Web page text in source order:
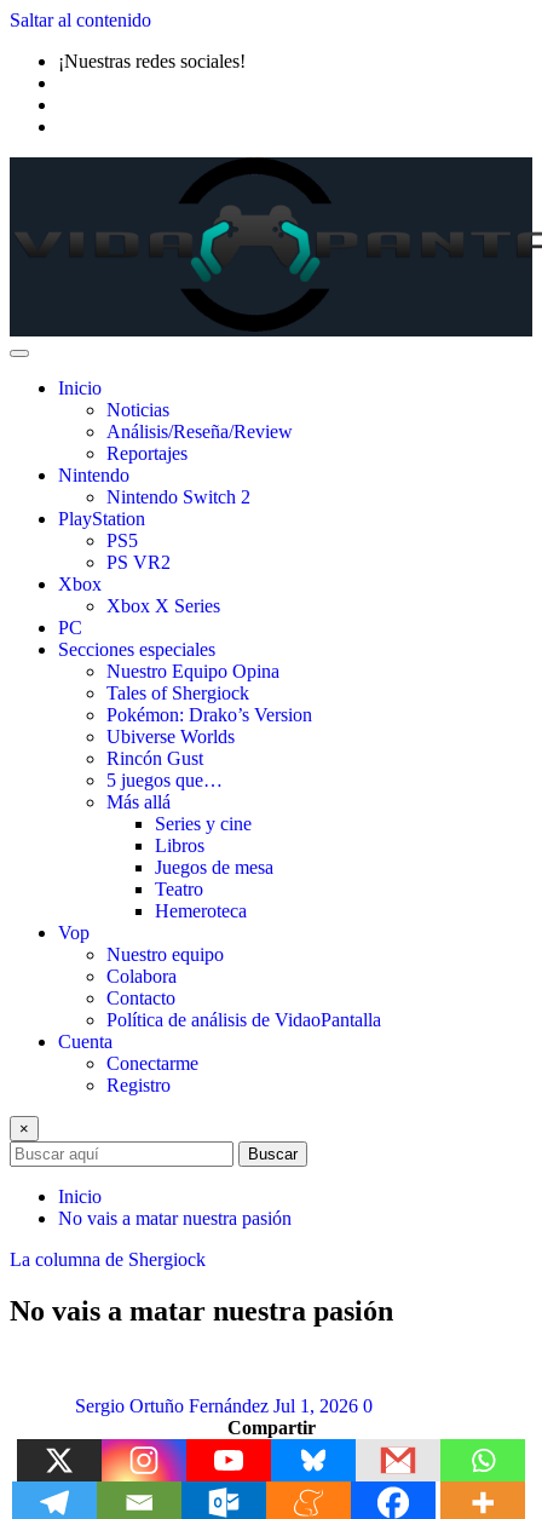
Saltar al contenido
¡Nuestras redes sociales!
Inicio
Noticias
Análisis/Reseña/Review
Reportajes
Nintendo
Nintendo Switch 2
PlayStation
PS5
PS VR2
Xbox
Xbox X Series
PC
Secciones especiales
Nuestro Equipo Opina
Tales of Shergiock
Pokémon: Drako’s Version
Ubiverse Worlds
Rincón Gust
5 juegos que…
Más allá
Series y cine
Libros
Juegos de mesa
Teatro
Hemeroteca
Vop
Nuestro equipo
Colabora
Contacto
Política de análisis de VidaoPantalla
Cuenta
Conectarme
Registro
×
Buscar
Inicio
No vais a matar nuestra pasión
La columna de Shergiock
No vais a matar nuestra pasión
Sergio Ortuño Fernández Jul 1, 2026 0
Compartir